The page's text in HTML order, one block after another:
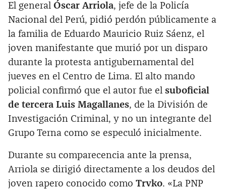
El general Óscar Arriola, jefe de la Policía
Nacional del Perú, pidió perdón públicamente a
la familia de Eduardo Mauricio Ruiz Sáenz, el
joven manifestante que murió por un disparo
durante la protesta antigubernamental del
jueves en el Centro de Lima. El alto mando
policial confirmó que el autor fue el suboficial
de tercera Luis Magallanes, de la División de
Investigación Criminal, y no un integrante del
Grupo Terna como se especuló inicialmente.
Durante su comparecencia ante la prensa,
Arriola se dirigió directamente a los deudos del
joven rapero conocido como Trvko. «La PNP